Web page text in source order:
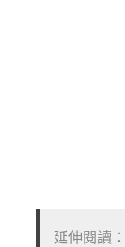
延伸閱讀：